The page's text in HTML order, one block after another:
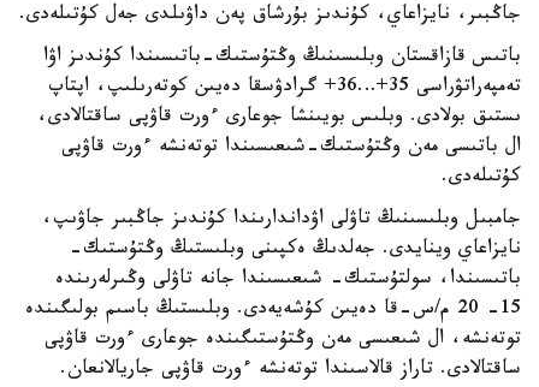
جاڭبىر، نايزاعاي، كۇندىز بۇرشاق پەن داۋىلدى جەل كۇتىلەدى.
باتىس قازاقستان وبلىسىنىڭ وڭتۇستىك-باتىسىندا كۇندىز اۋا
تەمپەراتۋراسى 35+…36+ گرادۋسقا دەيىن كوتەرىلىپ، اپتاپ
ىستىق بولادى. وبلىس بويىنشا جوعارى ءورت قاۋپى ساقتالادى،
ال باتىسى مەن وڭتۇستىك-شىعىسىندا توتەنشە ءورت قاۋپى
كۇتىلەدى.
جامبىل وبلىسىنىڭ تاۋلى اۋداندارىندا كۇندىز جاڭبىر جاۋىپ،
نايزاعاي وينايدى. جەلدىڭ ەكپىنى وبلىستىڭ وڭتۇستىك-
باتىسىندا، سولتۇستىك- شىعىسىندا جانە تاۋلى وڭىرلەرىندە
15- 20 م/س-قا دەيىن كۇشەيەدى. وبلىستىڭ باسىم بولىگىندە
توتەنشە، ال شىعىسى مەن وڭتۇستىگىندە جوعارى ءورت قاۋپى
ساقتالادى. تاراز قالاسىندا توتەنشە ءورت قاۋپى جاريالانعان.